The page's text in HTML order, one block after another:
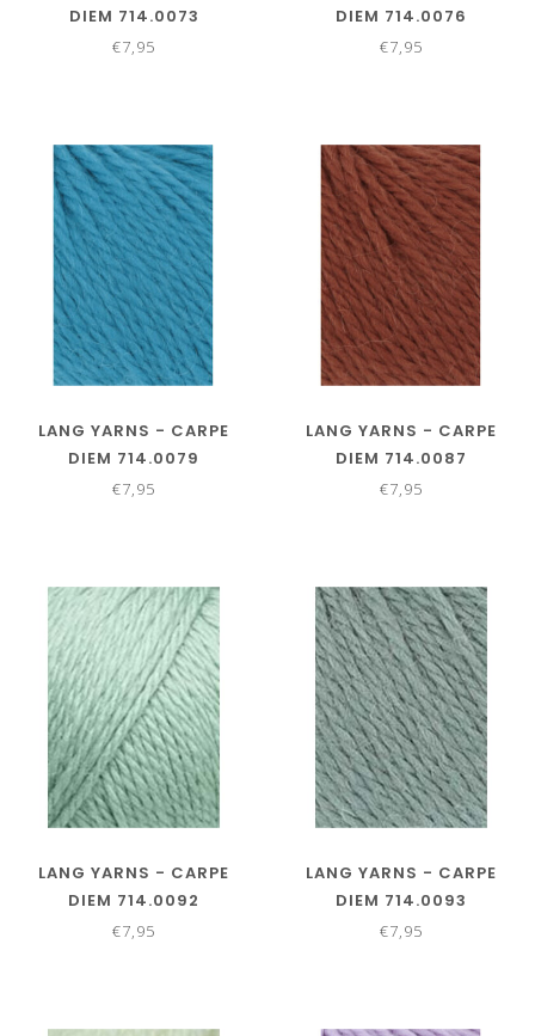
DIEM 714.0073
€7,95
DIEM 714.0076
€7,95
LANG YARNS - CARPE
DIEM 714.0079
€7,95
LANG YARNS - CARPE
DIEM 714.0087
€7,95
LANG YARNS - CARPE
DIEM 714.0092
€7,95
LANG YARNS - CARPE
DIEM 714.0093
€7,95